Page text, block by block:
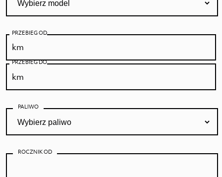
PRZEBIEG OD
PRZEBIEG DO
PALIWO
ROCZNIK OD